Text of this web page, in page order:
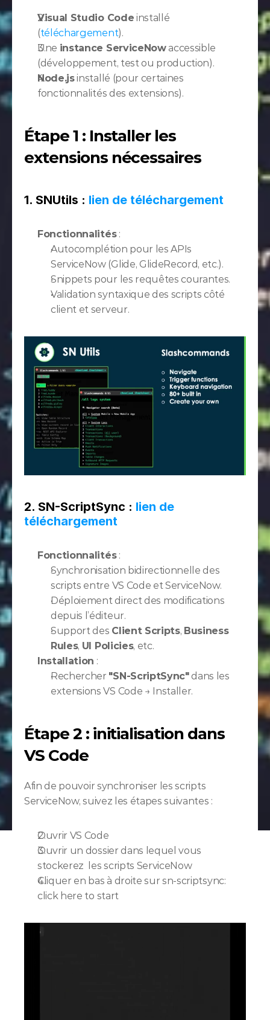
Visual Studio Code installé
(téléchargement).
Une instance ServiceNow accessible
(développement, test ou production).
Node.js installé (pour certaines
fonctionnalités des extensions).
Étape 1 : Installer les
extensions nécessaires
1. SNUtils : lien de téléchargement
Fonctionnalités :
Autocomplétion pour les APIs
ServiceNow (Glide, GlideRecord, etc.).
Snippets pour les requêtes courantes.
Validation syntaxique des scripts côté
client et serveur.
2. SN-ScriptSync : lien de
téléchargement
Fonctionnalités :
Synchronisation bidirectionnelle des
scripts entre VS Code et ServiceNow.
Déploiement direct des modifications
depuis l’éditeur.
Support des Client Scripts, Business
Rules, UI Policies, etc.
Installation :
Rechercher "SN-ScriptSync" dans les
extensions VS Code → Installer.
Étape 2 : initialisation dans
VS Code
Afin de pouvoir synchroniser les scripts
ServiceNow, suivez les étapes suivantes :
Ouvrir VS Code
Ouvrir un dossier dans lequel vous
stockerez  les scripts ServiceNow
Cliquer en bas à droite sur sn-scriptsync:
click here to start